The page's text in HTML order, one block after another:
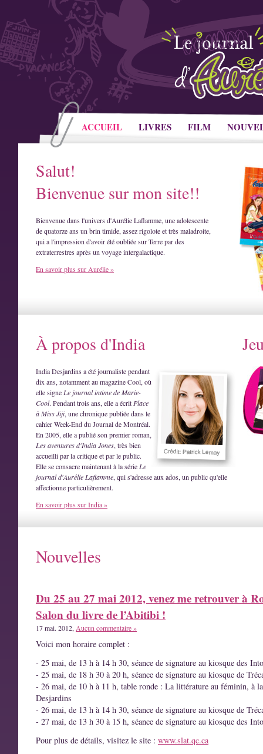
ACCUEIL LIVRES FILM
Salut!
Bienvenue sur mon site!!
Bienvenue dans l'univers d'Aurélie Laflamme, une adolescente
de quatorze ans un brin timide, assez rigolote et très maladroite,
qui a l'impression d'avoir été oubliée sur Terre par des
extraterrestres après un voyage intergalactique.
En savoir plus sur Aurélie »
À propos d'India
India Desjardins a été journaliste pendant
dix ans, notamment au magazine Cool, où
elle signe Le journal intime de Marie-
Cool. Pendant trois ans, elle a écrit Place
à Miss Jiji, une chronique publiée dans le
cahier Week-End du Journal de Montréal.
En 2005, elle a publié son premier roman,
Les aventures d'India Jones, très bien
accueilli par la critique et par le public.
Elle se consacre maintenant à la série Le
journal d'Aurélie Laflamme, qui s'adresse aux ados, un public qu'elle
affectionne particulièrement.
En savoir plus sur India »
Nouvelles
Du 25 au 27 mai 2012, venez me retrouver à
Salon du livre de l’Abitibi !
17 mai. 2012, Aucun commentaire »
Voici mon horaire complet :
- 25 mai, de 13 h à 14 h 30, séance de signature au kiosque des
- 25 mai, de 18 h 30 à 20 h, séance de signature au kiosque de
- 26 mai, de 10 h à 11 h, table ronde : La littérature au féminin, à
Desjardins
- 26 mai, de 13 h à 14 h 30, séance de signature au kiosque de
- 27 mai, de 13 h 30 à 15 h, séance de signature au kiosque des
Pour plus de détails, visitez le site : www.slat.qc.ca